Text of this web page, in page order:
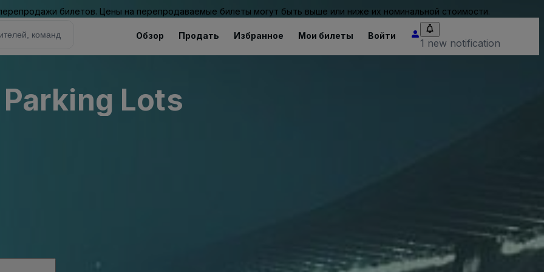
билетов. Цены на перепродаваемые билеты могут быть выше или ниже их номинальной стоимости.
Обзор Продать Избранное Мои билеты Войти
1 new notification
Lots